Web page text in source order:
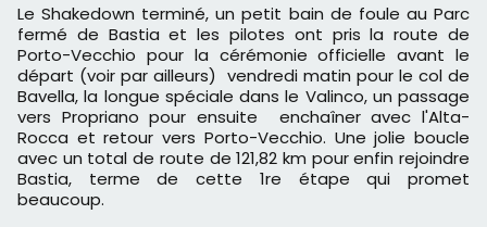
Le Shakedown terminé, un petit bain de foule au Parc
fermé de Bastia et les pilotes ont pris la route de
Porto-Vecchio pour la cérémonie officielle avant le
départ (voir par ailleurs) vendredi matin pour le col de
Bavella, la longue spéciale dans le Valinco, un passage
vers Propriano pour ensuite enchaîner avec l'Alta-
Rocca et retour vers Porto-Vecchio. Une jolie boucle
avec un total de route de 121,82 km pour enfin rejoindre
Bastia, terme de cette 1re étape qui promet
beaucoup.